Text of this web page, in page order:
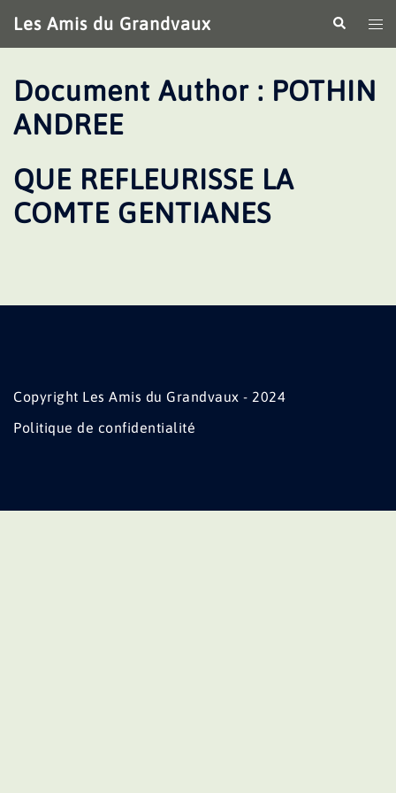
au
contenu
Les Amis du Grandvaux
le
Document Author : POTHIN
ANDREE
QUE REFLEURISSE LA
COMTE GENTIANES
Copyright Les Amis du Grandvaux - 2024
Politique de confidentialité